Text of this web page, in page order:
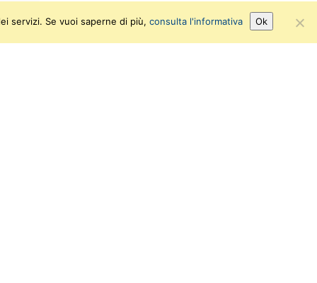
servizi. Se vuoi saperne di più, consulta l'informativa Ok